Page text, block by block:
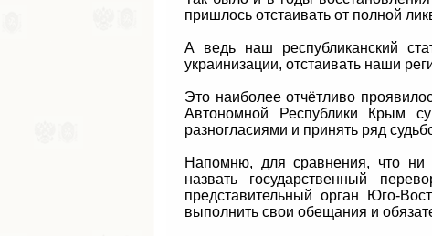
пришлось отстаивать от полной
А ведь наш республиканский
украинизации, отстаивать наши
Это наиболее отчётливо
Автономной Республики Крым
разногласиями и принять ряд
Напомню, для сравнения, что ни
назвать государственный
представительный орган Юго-
выполнить свои обещания и